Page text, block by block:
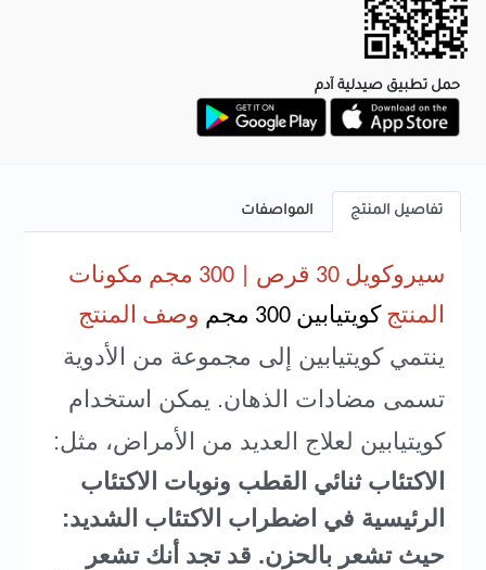
حمل تطبيق صيدلية آدم
تفاصيل المنتج المواصفات
سيروكويل 30 قرص | 300 مجم
مكونات
المنتج كويتيابين 300 مجم وصف المنتج
ينتمي كويتيابين إلى مجموعة من الأدوية
تسمى مضادات الذهان. يمكن استخدام
كويتيابين لعلاج العديد من الأمراض، مثل:
الاكتئاب ثنائي القطب ونوبات الاكتئاب
الرئيسية في اضطراب الاكتئاب الشديد:
حيث تشعر بالحزن. قد تجد أنك تشعر